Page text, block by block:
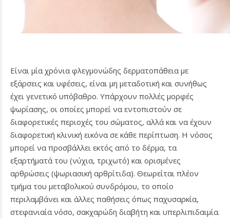
Είναι μία χρόνια φλεγμονώδης δερματοπάθεια με
εξάρσεις και υφέσεις, είναι μη μεταδοτική και συνήθως
έχει γενετικό υπόβαθρο. Υπάρχουν πολλές μορφές
ψωρίασης, οι οποίες μπορεί να εντοπιστούν σε
διαφορετικές περιοχές του σώματος, αλλά και να έχουν
διαφορετική κλινική εικόνα σε κάθε περίπτωση. Η νόσος
μπορεί να προσβάλλει εκτός από το δέρμα, τα
εξαρτήματά του (νύχια, τριχωτό) και ορισμένες
αρθρώσεις (ψωριασική αρθρίτιδα). Θεωρείται πλέον
τμήμα του μεταβολικού συνδρόμου, το οποίο
περιλαμβάνει και άλλες παθήσεις όπως παχυσαρκία,
στεφανιαία νόσο, σακχαρώδη διαβήτη και υπερλιπιδαιμία.